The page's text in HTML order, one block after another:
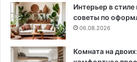
Интерьер в
советы по
06.08.2026
Комната на